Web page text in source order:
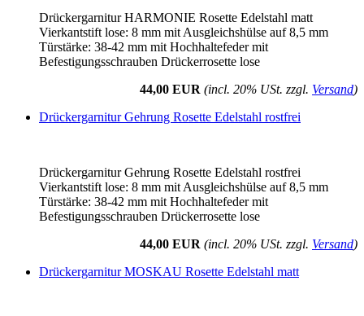
Drückergarnitur HARMONIE Rosette Edelstahl matt
Vierkantstift lose: 8 mm mit Ausgleichshülse auf 8,5 mm
Türstärke: 38-42 mm mit Hochhaltefeder mit
Befestigungsschrauben Drückerrosette lose
44,00 EUR (incl. 20% USt. zzgl. Versand)
Drückergarnitur Gehrung Rosette Edelstahl rostfrei
Drückergarnitur Gehrung Rosette Edelstahl rostfrei
Vierkantstift lose: 8 mm mit Ausgleichshülse auf 8,5 mm
Türstärke: 38-42 mm mit Hochhaltefeder mit
Befestigungsschrauben Drückerrosette lose
44,00 EUR (incl. 20% USt. zzgl. Versand)
Drückergarnitur MOSKAU Rosette Edelstahl matt